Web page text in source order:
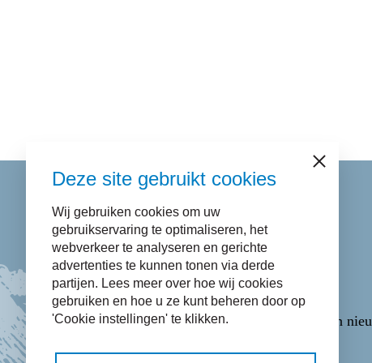
Contact
14 058
E-mail via hetContactformulier
WhatsApp via06-43365223 (opent in
Deze site gebruikt cookies
Wij gebruiken cookies om uw
gebruikservaring te optimaliseren, het
webverkeer te analyseren en gerichte
advertenties te kunnen tonen via derde
partijen. Lees meer over hoe wij cookies
gebruiken en hoe u ze kunt beheren door op
'Cookie instellingen' te klikken.
Sluiten